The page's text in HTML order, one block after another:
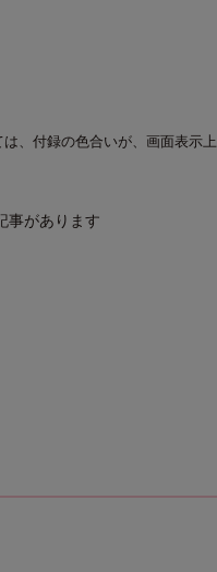
、付録の色合いが、画面表示
事があります